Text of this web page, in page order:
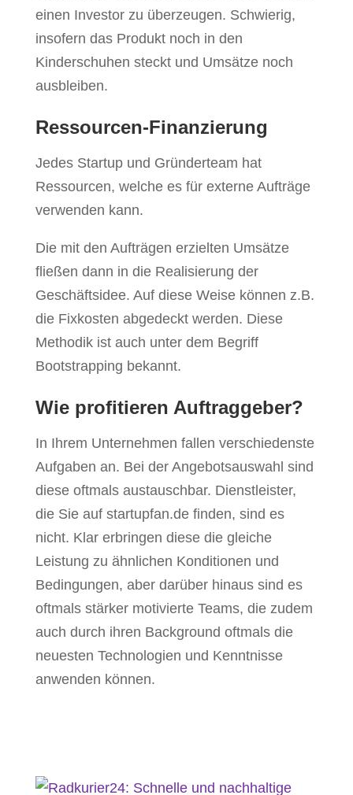
einen Investor zu überzeugen. Schwierig,
insofern das Produkt noch in den
Kinderschuhen steckt und Umsätze noch
ausbleiben.
Ressourcen-Finanzierung
Jedes Startup und Gründerteam hat
Ressourcen, welche es für externe Aufträge
verwenden kann.
Die mit den Aufträgen erzielten Umsätze
fließen dann in die Realisierung der
Geschäftsidee. Auf diese Weise können z.B.
die Fixkosten abgedeckt werden. Diese
Methodik ist auch unter dem Begriff
Bootstrapping bekannt.
Wie profitieren Auftraggeber?
In Ihrem Unternehmen fallen verschiedenste
Aufgaben an. Bei der Angebotsauswahl sind
diese oftmals austauschbar. Dienstleister,
die Sie auf startupfan.de finden, sind es
nicht. Klar erbringen diese die gleiche
Leistung zu ähnlichen Konditionen und
Bedingungen, aber darüber hinaus sind es
oftmals stärker motivierte Teams, die zudem
auch durch ihren Background oftmals die
neuesten Technologien und Kenntnisse
anwenden können.